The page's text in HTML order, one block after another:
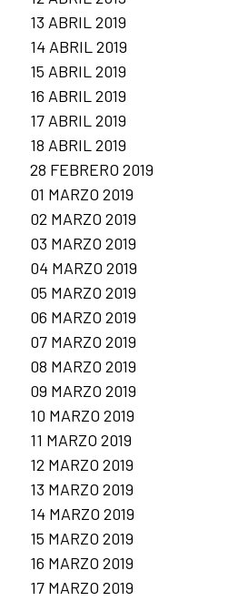
13 ABRIL 2019
14 ABRIL 2019
15 ABRIL 2019
16 ABRIL 2019
17 ABRIL 2019
18 ABRIL 2019
28 FEBRERO 2019
01 MARZO 2019
02 MARZO 2019
03 MARZO 2019
04 MARZO 2019
05 MARZO 2019
06 MARZO 2019
07 MARZO 2019
08 MARZO 2019
09 MARZO 2019
10 MARZO 2019
11 MARZO 2019
12 MARZO 2019
13 MARZO 2019
14 MARZO 2019
15 MARZO 2019
16 MARZO 2019
17 MARZO 2019